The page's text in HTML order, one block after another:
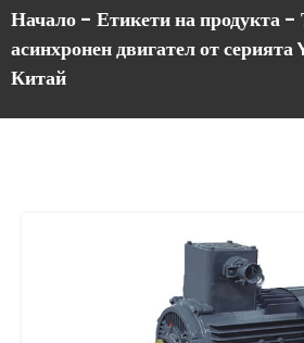
Начало - Етикети на продукта -
асинхронен двигател от серията
Китай